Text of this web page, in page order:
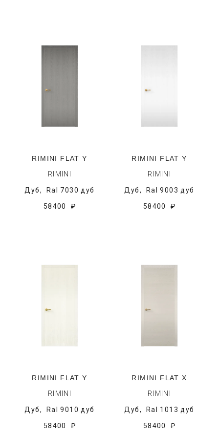
RIMINI FLAT Y
RIMINI
Дуб, Ral 7030 дуб
58400 ₽
RIMINI FLAT Y
RIMINI
Дуб, Ral 9003 дуб
58400 ₽
RIMINI FLAT Y
RIMINI
Дуб, Ral 9010 дуб
58400 ₽
RIMINI FLAT X
RIMINI
Дуб, Ral 1013 дуб
58400 ₽